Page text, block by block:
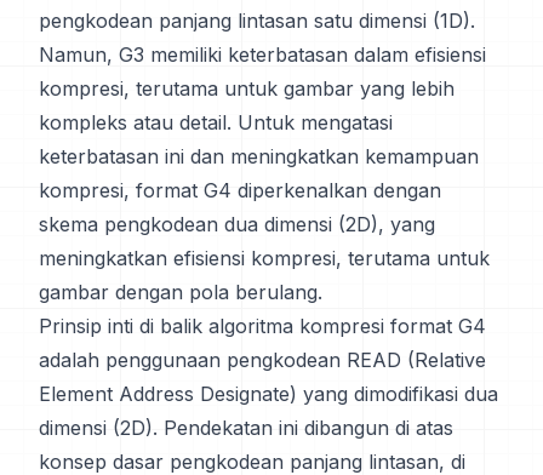
pengkodean panjang lintasan satu dimensi (1D).
Namun, G3 memiliki keterbatasan dalam efisiensi
kompresi, terutama untuk gambar yang lebih
kompleks atau detail. Untuk mengatasi
keterbatasan ini dan meningkatkan kemampuan
kompresi, format G4 diperkenalkan dengan
skema pengkodean dua dimensi (2D), yang
meningkatkan efisiensi kompresi, terutama untuk
gambar dengan pola berulang.
Prinsip inti di balik algoritma kompresi format G4
adalah penggunaan pengkodean READ (Relative
Element Address Designate) yang dimodifikasi dua
dimensi (2D). Pendekatan ini dibangun di atas
konsep dasar pengkodean panjang lintasan, di